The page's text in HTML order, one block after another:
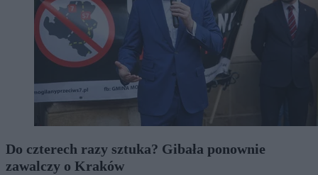
Do czterech razy sztuka? Gibała ponownie
zawalczy o Kraków